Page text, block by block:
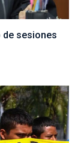
de sesiones